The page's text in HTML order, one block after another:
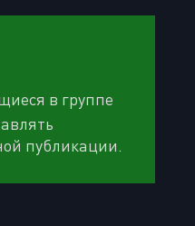
в группе
публикации.